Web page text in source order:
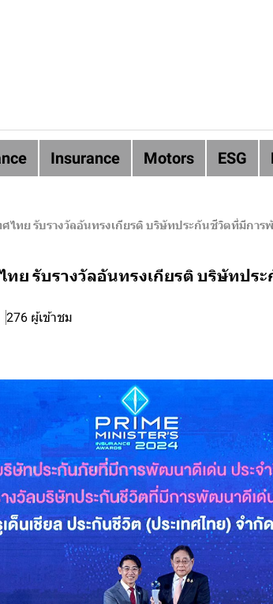
Insurance Motors ESG
ศไทย รับรางวัลอันทรงเกียรติ บริษัทประกันชีวิตที่มีการ
ทย รับรางวัลอันทรงเกียรติ บริษัทป
276 ผู้เข้าชม